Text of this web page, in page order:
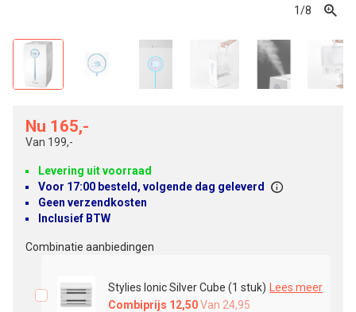
1/8
Nu 165,-
Van 199,-
Levering uit voorraad
Voor 17:00 besteld, volgende dag geleverd
Geen verzendkosten
Inclusief BTW
Combinatie aanbiedingen
Stylies Ionic Silver Cube (1 stuk)
Lees meer
Combiprijs 12,50Van 24,95